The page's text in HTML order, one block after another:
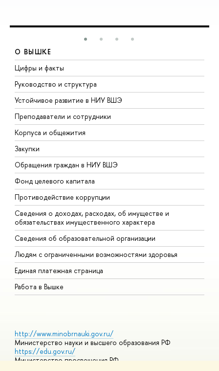
О ВЫШКЕ
Цифры и факты
Руководство и структура
Устойчивое развитие в НИУ ВШЭ
Преподаватели и сотрудники
Корпуса и общежития
Закупки
Обращения граждан в НИУ ВШЭ
Фонд целевого капитала
Противодействие коррупции
Сведения о доходах, расходах, об имуществе и
обязательствах имущественного характера
Сведения об образовательной организации
Людям с ограниченными возможностями здоровья
Единая платежная страница
Работа в Вышке
http://www.minobrnauki.gov.ru/
Министерство науки и высшего образования РФ
https://edu.gov.ru/
Министерство просвещения РФ